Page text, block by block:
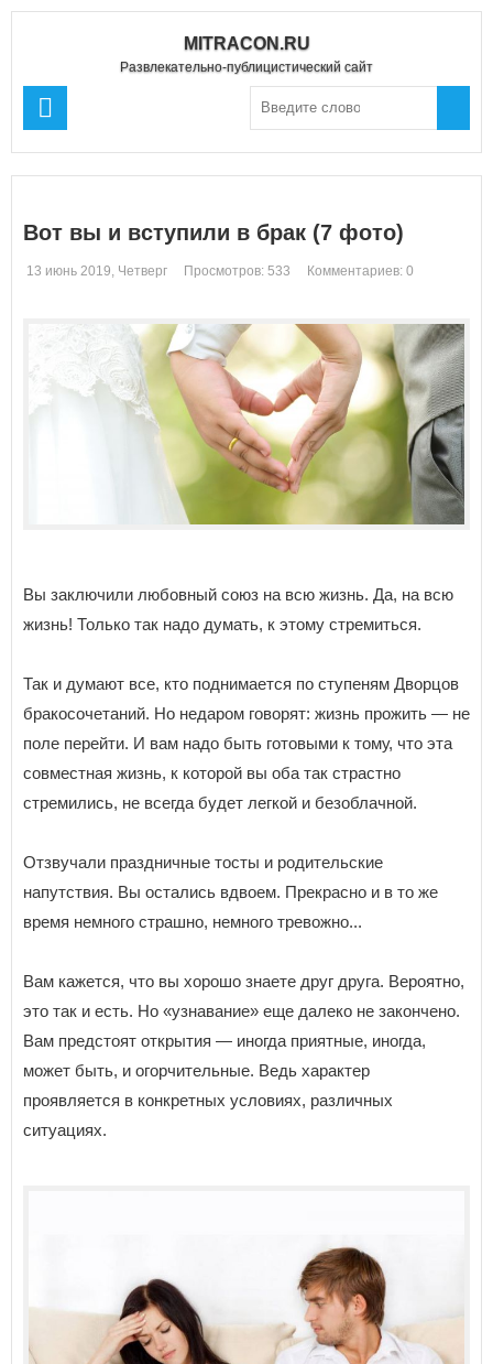
MITRACON.RU
Развлекательно-публицистический сайт
Вот вы и вступили в брак (7 фото)
13 июнь 2019, Четверг Просмотров: 533 Комментариев: 0
Вы заключили любовный союз на всю жизнь. Да, на всю
жизнь! Только так надо думать, к этому стремиться.
Так и думают все, кто поднимается по ступеням Дворцов
бракосочетаний. Но недаром говорят: жизнь прожить — не
поле перейти. И вам надо быть готовыми к тому, что эта
совместная жизнь, к которой вы оба так страстно
стремились, не всегда будет легкой и безоблачной.
Отзвучали праздничные тосты и родительские
напутствия. Вы остались вдвоем. Прекрасно и в то же
время немного страшно, немного тревожно...
Вам кажется, что вы хорошо знаете друг друга. Вероятно,
это так и есть. Но «узнавание» еще далеко не закончено.
Вам предстоят открытия — иногда приятные, иногда,
может быть, и огорчительные. Ведь характер
проявляется в конкретных условиях, различных
ситуациях.